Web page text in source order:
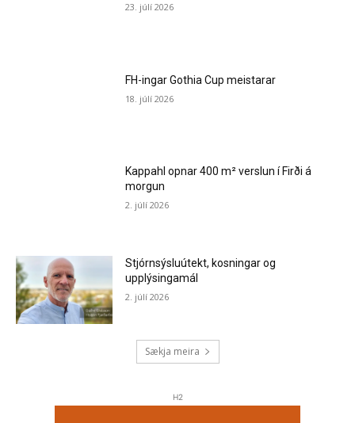
23. júlí 2026
FH-ingar Gothia Cup meistarar
18. júlí 2026
Kappahl opnar 400 m² verslun í Firði á
morgun
2. júlí 2026
Stjórnsýsluútekt, kosningar og
upplýsingamál
2. júlí 2026
Sækja meira
H2